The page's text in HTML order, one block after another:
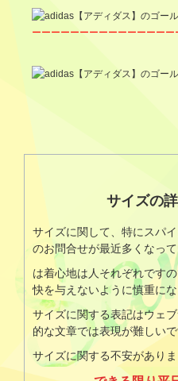
ーーーーーーーーーーーーーー
サイズの
サイズに関して、特にスパ
のお問合せが最近多くなって
は着心地は人それぞれです
快を与えないように慎重にな
サイズに関する表記はウェ
的な文章では表現が難しいで
サイズに関する不安があり